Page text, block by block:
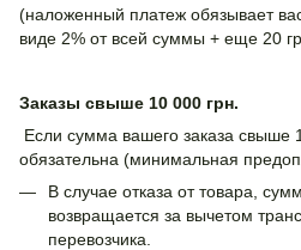
(наложенный платеж обязывает
виде 2% от всей суммы + еще 20
Заказы свыше 10 000 грн.
Если сумма вашего заказа свыше
обязательна (минимальная
В случае отказа от товара,
возвращается за вычетом
перевозчика.